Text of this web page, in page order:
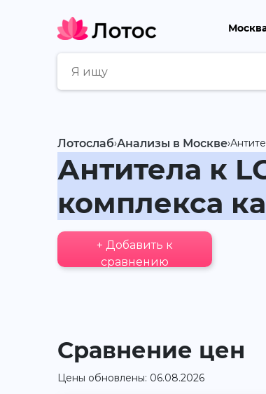
Лотослаб›Анализы в Москве›
Антитела к
комплекса
+ Добавить к
сравнению
Сравнение цен
Цены обновлены: 06.08.2026